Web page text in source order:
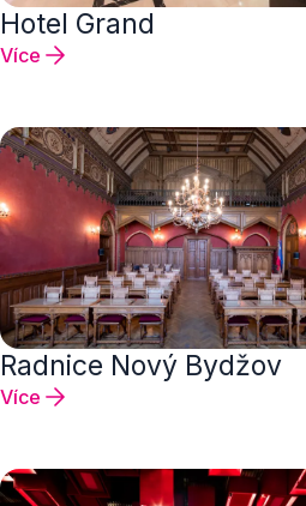
Hotel Grand
Více
Radnice Nový Bydžov
Více